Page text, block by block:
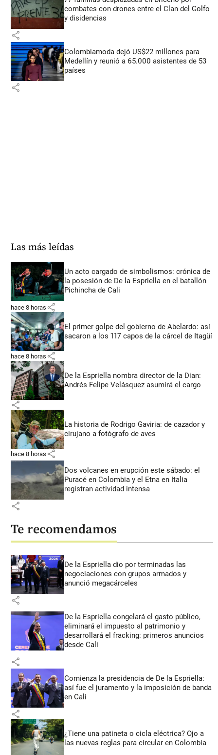
combates con drones entre el Clan del Golfo
y disidencias
share
Colombiamoda dejó US$22 millones para
Medellín y reunió a 65.000 asistentes de 53
países
share
Las más leídas
Un acto cargado de simbolismos: crónica de
la posesión de De la Espriella en el batallón
Pichincha de Cali
hace 8 horas share
El primer golpe del gobierno de Abelardo: así
sacaron a los 117 capos de la cárcel de Itagüí
hace 8 horas share
De la Espriella nombra director de la Dian:
Andrés Felipe Velásquez asumirá el cargo
share
La historia de Rodrigo Gaviria: de cazador y
cirujano a fotógrafo de aves
hace 8 horas share
Dos volcanes en erupción este sábado: el
Puracé en Colombia y el Etna en Italia
registran actividad intensa
share
Te recomendamos
De la Espriella dio por terminadas las
negociaciones con grupos armados y
anunció megacárceles
share
De la Espriella congelará el gasto público,
eliminará el impuesto al patrimonio y
desarrollará el fracking: primeros anuncios
desde Cali
share
Comienza la presidencia de De la Espriella:
así fue el juramento y la imposición de banda
en Cali
share
¿Tiene una patineta o cicla eléctrica? Ojo a
las nuevas reglas para circular en Colombia